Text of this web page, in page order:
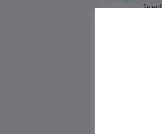
2e